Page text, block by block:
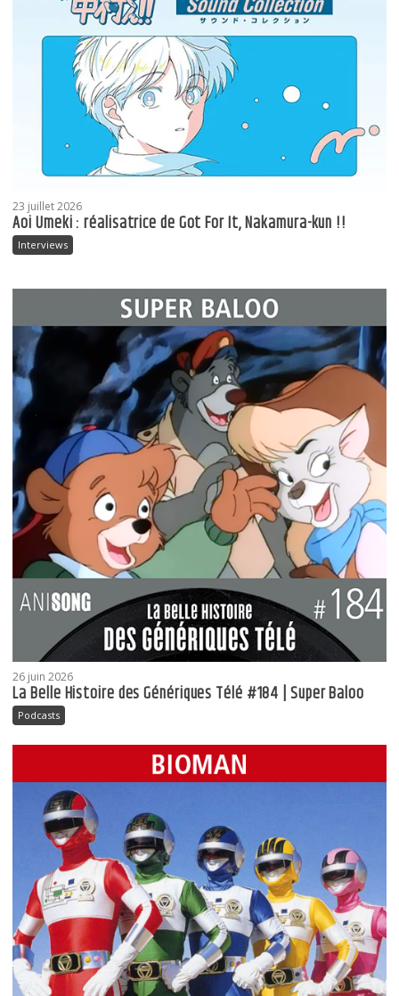
23 juillet 2026
Aoi Umeki : réalisatrice de Got For It, Nakamura-kun !!
Interviews
26 juin 2026
La Belle Histoire des Génériques Télé #184 | Super Baloo
Podcasts